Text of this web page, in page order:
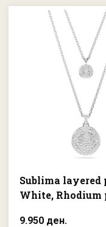
Sublima layered
White, Rhodium
9.950 ден.